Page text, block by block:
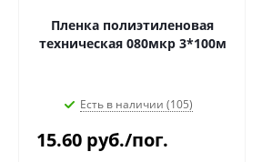
Пленка полиэтиленовая
техническая 080мкр 3*100м
Есть в наличии (105)
15.60 руб./пог.